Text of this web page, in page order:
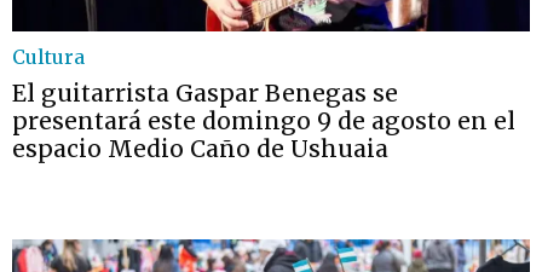
Cultura
El guitarrista Gaspar Benegas se
presentará este domingo 9 de agosto en el
espacio Medio Caño de Ushuaia